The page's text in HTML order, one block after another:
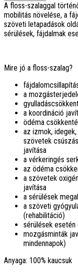
A floss-szalaggal
mobilitás növelése, a
szöveti letapadások
sérülések, fájdalmak
Mire jó a floss-szalag?
a
a koordináció
ödéma
az izmok,
szövetek
javítása
a vérkeringés
az ödéma
a szövetek
javítása
a sérülések
a szöveti
(rehabilitáció)
sérülések esetén
mozgásminták
mindennapok)
Anyaga: 100% kaucsuk